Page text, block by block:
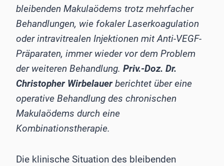
bleibenden Makulaödems trotz mehrfacher
Behandlungen, wie fokaler Laserkoagulation
oder intravitrealen Injektionen mit Anti-VEGF-
Präparaten, immer wieder vor dem Problem
der weiteren Behandlung. Priv.-Doz. Dr.
Christopher Wirbelauerberichtet über eine
operative Behandlung des chronischen
Makulaödems durch eine
Kombinationstherapie.
Die klinische Situation des bleibenden